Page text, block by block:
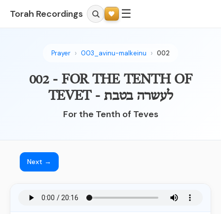
Torah Recordings ☰
Prayer 003_avinu-malkeinu 002
002 - FOR THE TENTH OF
TEVET - לעשרה בטבת
For the Tenth of Teves
Next →